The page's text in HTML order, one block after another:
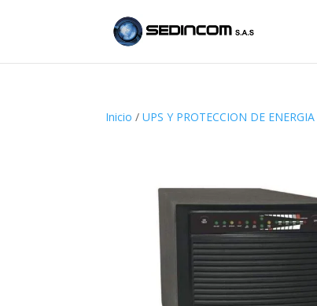
Inicio /UPS Y PROTECCION DE ENERGIA